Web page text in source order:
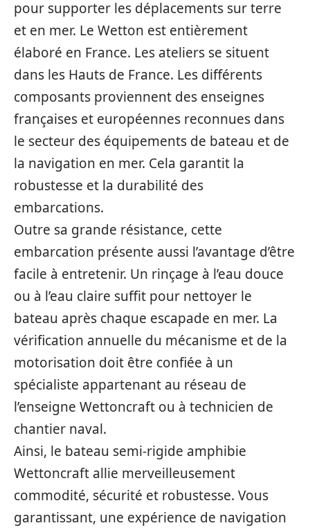
pour supporter les déplacements sur terre
et en mer. Le Wetton est entièrement
élaboré en France. Les ateliers se situent
dans les Hauts de France. Les différents
composants proviennent des enseignes
françaises et européennes reconnues dans
le secteur des équipements de bateau et de
la navigation en mer. Cela garantit la
robustesse et la durabilité des
embarcations.
Outre sa grande résistance, cette
embarcation présente aussi l’avantage d’être
facile à entretenir. Un rinçage à l’eau douce
ou à l’eau claire suffit pour nettoyer le
bateau après chaque escapade en mer. La
vérification annuelle du mécanisme et de la
motorisation doit être confiée à un
spécialiste appartenant au réseau de
l’enseigne Wettoncraft ou à technicien de
chantier naval.
Ainsi, le bateau semi-rigide amphibie
Wettoncraft allie merveilleusement
commodité, sécurité et robustesse. Vous
garantissant, une expérience de navigation